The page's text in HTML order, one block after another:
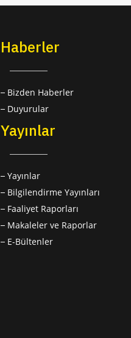
Haberler
Bizden Haberler
Duyurular
Yayınlar
Yayınlar
Bilgilendirme Yayınları
Faaliyet Raporları
Makaleler ve Raporlar
E-Bültenler